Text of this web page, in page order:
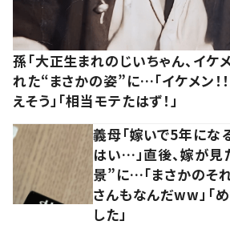
孫「大正生まれのじいちゃん、イケ
れた“まさかの姿”に…「イケメン！
えそう」「相当モテたはず！」
義母「嫁いで5年にな
はい…」直後、嫁が
景”に…「まさかのそれ
さんもなんだww」「
した」